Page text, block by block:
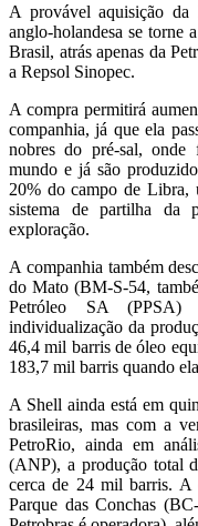
A provável aquisição
anglo-holandesa se torne
Brasil, atrás apenas da
a Repsol Sinopec.
A compra permitirá
companhia, já que ela
nobres do pré-sal, onde
mundo e já são
20% do campo de Libra,
sistema de partilha da
exploração.
A companhia também
do Mato (BM-S-54,
Petróleo SA (PPSA)
individualização da
46,4 mil barris de óleo
183,7 mil barris quando
A Shell ainda está em
brasileiras, mas com a
PetroRio, ainda em
(ANP), a produção total
cerca de 24 mil barris. A
Parque das Conchas